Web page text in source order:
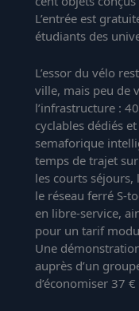
L’entrée est
étudiants des
L’essor du vélo
ville, mais peu de
l’infrastructure :
cyclables dédiés
semaforique
temps de trajet
les courts séjours,
le réseau ferré S-
en libre-service,
pour un tarif
Une
auprès d’un
d’économiser 37